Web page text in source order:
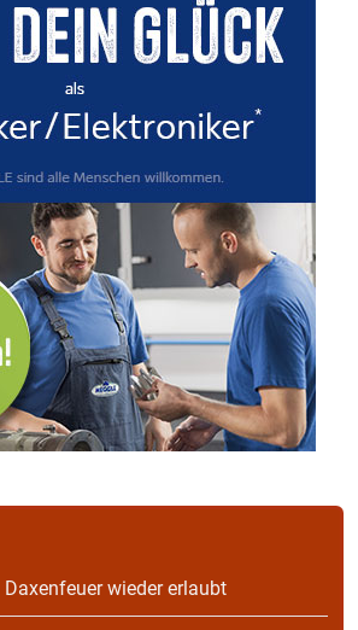
Daxenfeuer wieder erlaubt